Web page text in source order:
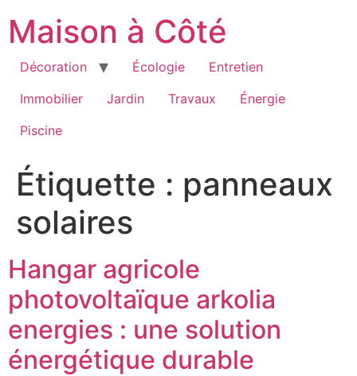
contenu
Maison à Côté
Décoration Écologie
Entretien
Immobilier
Jardin Travaux
Énergie
Piscine
Étiquette : panneaux
solaires
Hangar agricole
photovoltaïque arkolia
energies : une solution
énergétique durable